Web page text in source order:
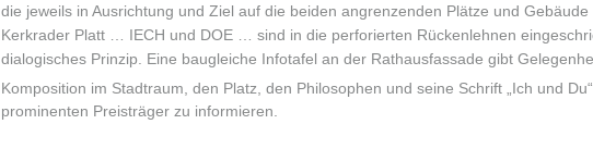
die jeweils in Ausrichtung und Ziel auf die beiden angrenzenden Plätze und
Kerkrader Platt … IECH und DOE … sind in die perforierten Rückenlehnen
dialogisches Prinzip. Eine baugleiche Infotafel an der Rathausfassade gibt
Komposition im Stadtraum, den Platz, den Philosophen und seine Schrift „Ich und Du“
prominenten Preisträger zu informieren.